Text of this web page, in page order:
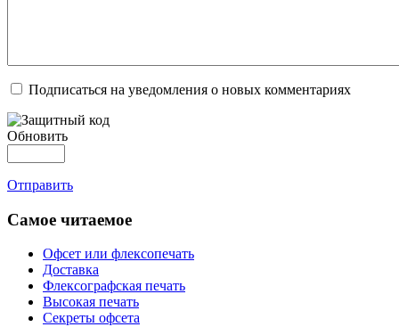
Подписаться на уведомления о новых комментариях
Обновить
Отправить
Самое читаемое
Офсет или флексопечать
Доставка
Флексографская печать
Высокая печать
Секреты офсета